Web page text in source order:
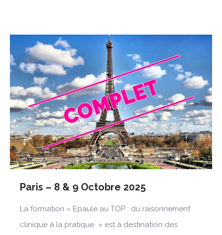
Paris – 8 & 9 Octobre 2025
La formation « Epaule au TOP : du raisonnement
clinique à la pratique » est à destination des